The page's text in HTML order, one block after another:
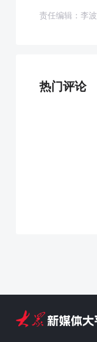
责任编辑：李波
热门评论